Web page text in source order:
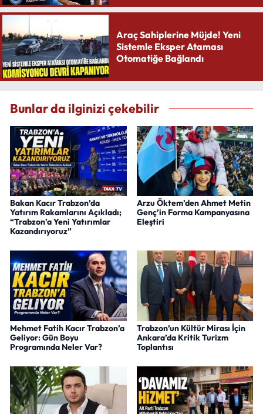
Araç Sahiplerine Müjde! Yeni
Sistemle Eksper Ataması
Otomatiğe Bağlandı
Bunlar da ilginizi çekebilir
Bakan Kacır Trabzon’da
Yatırım Rakamlarını Açıkladı;
“Trabzon’a Yeni Yatırımlar
Kazandırıyoruz”
Arzu Öktem’den Ahmet Metin
Genç’in Forma Kampanyasına
Eleştiri
Mehmet Fatih Kacır Trabzon’a
Geliyor: Gün Boyu
Programında Neler Var?
Trabzon’un Kültür Mirası İçin
Ankara’da Kritik Turizm
Toplantısı